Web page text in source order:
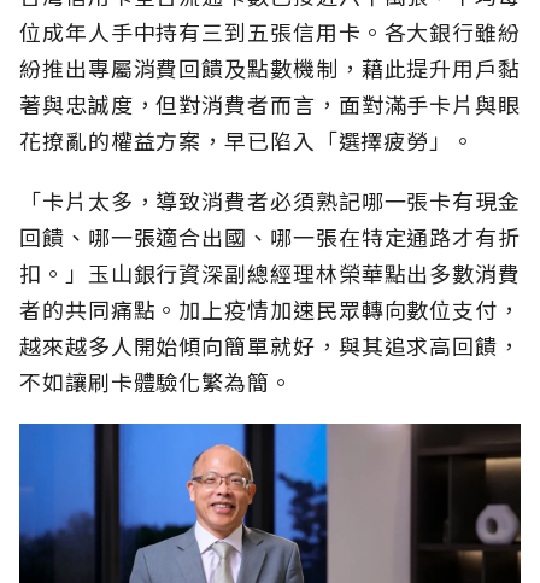
位成年人手中持有三到五張信用卡。各大銀行雖紛
紛推出專屬消費回饋及點數機制，藉此提升用戶黏
著與忠誠度，但對消費者而言，面對滿手卡片與眼
花撩亂的權益方案，早已陷入「選擇疲勞」。
「卡片太多，導致消費者必須熟記哪一張卡有現金
回饋、哪一張適合出國、哪一張在特定通路才有折
扣。」玉山銀行資深副總經理林榮華點出多數消費
者的共同痛點。加上疫情加速民眾轉向數位支付，
越來越多人開始傾向簡單就好，與其追求高回饋，
不如讓刷卡體驗化繁為簡。